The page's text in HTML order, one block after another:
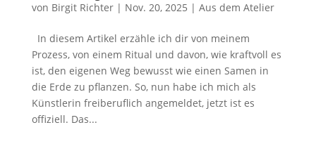
von Birgit Richter| Nov. 20, 2025 | Aus dem Atelier
In diesem Artikel erzähle ich dir von meinem
Prozess, von einem Ritual und davon, wie kraftvoll es
ist, den eigenen Weg bewusst wie einen Samen in
die Erde zu pflanzen. So, nun habe ich mich als
Künstlerin freiberuflich angemeldet, jetzt ist es
offiziell. Das...